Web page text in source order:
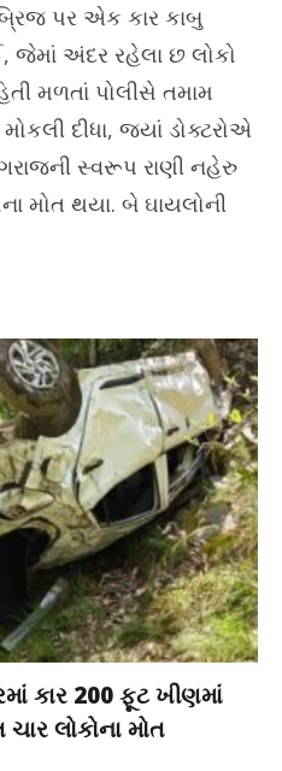
પર એક કાર કાબુ
જેમાં અંદર રહેલા છ લોકો
મળતાં પોલીસે તમામ
દીધા, જ્યાં ડોક્ટરોએ
સ્વરૂપ રાણી નહેરુ
મોત થયા. બે ઘાયલોની
કાર 200 ફૂટ ખીણમાં
લોકોના મોત